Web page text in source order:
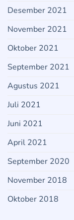
Desember 2021
November 2021
Oktober 2021
September 2021
Agustus 2021
Juli 2021
Juni 2021
April 2021
September 2020
November 2018
Oktober 2018